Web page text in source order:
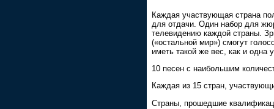
Каждая участвующая страна
для отдачи. Один набор для
телевидению каждой страны.
(«остальной мир») смогут
иметь такой же вес, как и одна
10 песен с наибольшим
Каждая из 15 стран,
Страны, прошедшие